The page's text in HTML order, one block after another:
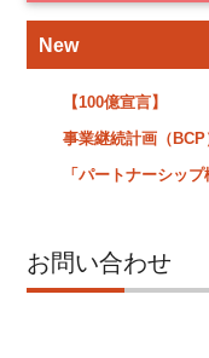
New
【100億宣言】
事業継続計画（
「パートナーシッ
お問い合わせ